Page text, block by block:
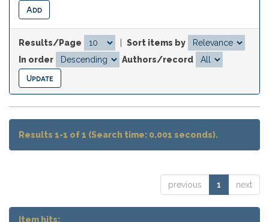
Results/Page
Sort items by
In order
Authors/record
Results 1-1 of 1 (Search time: 0.001 seconds).
previous 1 next
Item hits: